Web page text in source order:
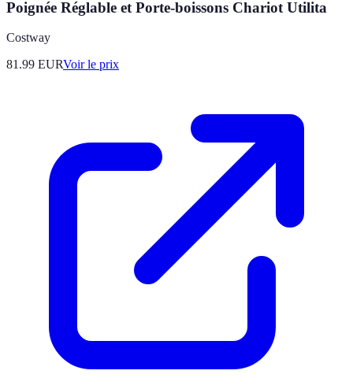
Poignée Réglable et Porte-boissons Chariot Utilita
Costway
81.99 EURVoir le prix